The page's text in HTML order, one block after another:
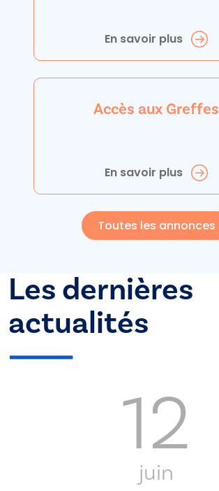
En savoir plus
Accès aux Greffes
En savoir plus
Toutes les annonces
Les dernières
actualités
12
juin